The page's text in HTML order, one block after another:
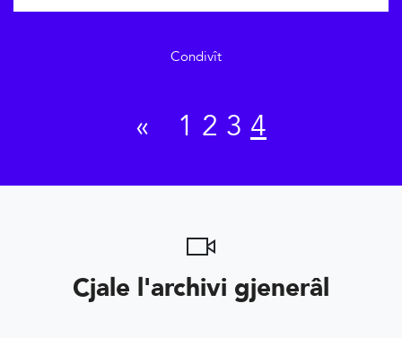
Condivît
« 1 2 3 4
Cjale l'archivi gjenerâl